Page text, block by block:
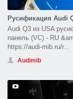
Русификация Audi
Audi Q3 из USA
панель (VC) - RU
https://audi-mib.ru/r...
Audimib